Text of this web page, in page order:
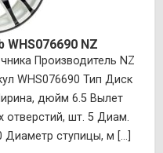
WHS076690 NZ
Производитель NZ
WHS076690 Тип Диск
дюйм 6.5 Вылет
отверстий, шт. 5 Диам.
ступицы, м [...]